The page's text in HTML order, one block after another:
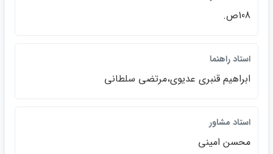
108ص.
استاد راهنما
ابراهيم قنبري عديوي،مرتضي سلطاني
استاد مشاور
محسن اميني